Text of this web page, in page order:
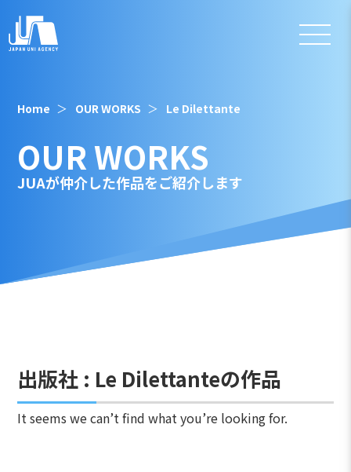
Home OUR WORKS Le Dilettante
OUR WORKS
JUAが仲介した作品をご紹介します
出版社 : Le Dilettanteの作品
It seems we can’t find what you’re looking for.